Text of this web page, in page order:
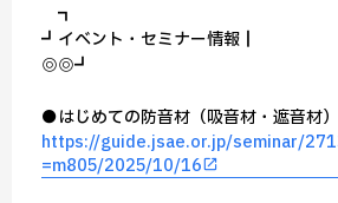
┏━━━━━━━━━━━┓
┏┛イベント・セミナー情報┃
┗◎━━━━━━━◎━━━┛
●はじめての防音材（吸音材・遮音材
https://guide.jsae.or.jp/seminar/
=m805/2025/10/16